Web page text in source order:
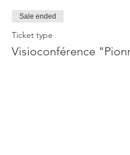
Sale ended
Ticket type
Visioconférence